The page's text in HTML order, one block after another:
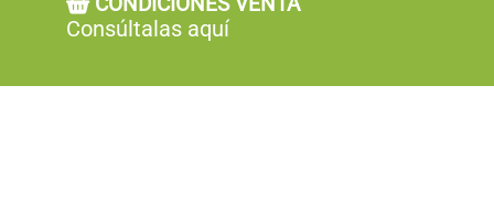
Consúltalas aquí